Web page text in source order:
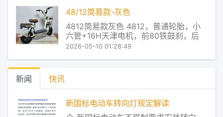
电机也包括其减速机构等。电机是电动
带的能源有限，为了能够做全天候的交
通工具，更应具有能耐
48/12简易款-灰色
4812简易款灰色 4812，普通轮胎，小
六管+16H天津电机，前80铁鼓刹，后
110大鼓，有底铁蓝，无靠背 穗牌电动车
2026-05-10 01:28:49
新闻 快讯
新国标电动车转向灯规定解读